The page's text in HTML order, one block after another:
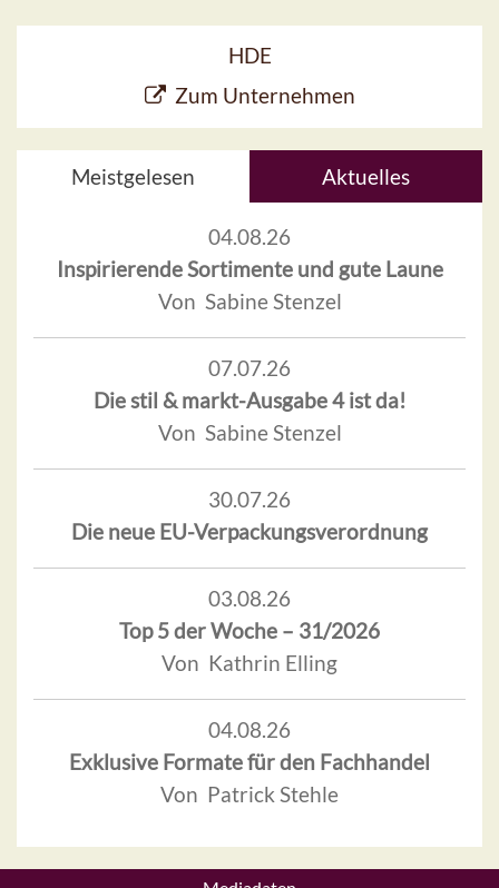
HDE
Zum Unternehmen
Meistgelesen Aktuelles
04.08.26
Inspirierende Sortimente und gute Laune
Von Sabine Stenzel
07.07.26
Die stil & markt-Ausgabe 4 ist da!
Von Sabine Stenzel
30.07.26
Die neue EU-Verpackungsverordnung
03.08.26
Top 5 der Woche – 31/2026
Von Kathrin Elling
04.08.26
Exklusive Formate für den Fachhandel
Von Patrick Stehle